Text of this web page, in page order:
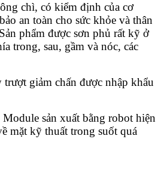
chì, có kiểm định của cơ
an toàn cho sức khỏe và thân
phẩm được sơn phủ rất kỹ ở
trong, sau, gầm và nóc, các
giảm chấn được nhập khẩu
sản xuất bằng robot hiện
mặt kỹ thuất trong suốt quá